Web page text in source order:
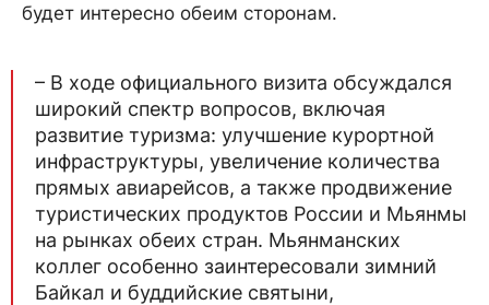
будет интересно обеим сторонам.
– В ходе официального визита обсуждался
широкий спектр вопросов, включая
развитие туризма: улучшение курортной
инфраструктуры, увеличение количества
прямых авиарейсов, а также продвижение
туристических продуктов России и Мьянмы
на рынках обеих стран. Мьянманских
коллег особенно заинтересовали зимний
Байкал и буддийские святыни,